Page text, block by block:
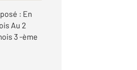
: En
Au 2
3 -ème